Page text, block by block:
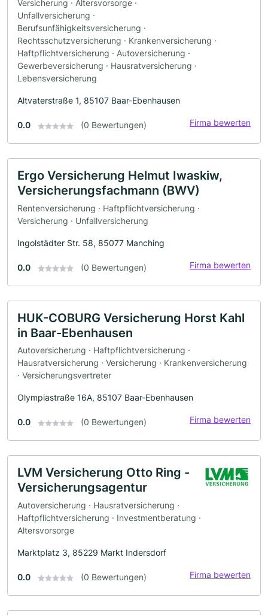
Versicherung · Altersvorsorge ·
Unfallversicherung ·
Berufsunfähigkeitsversicherung ·
Rechtsschutzversicherung · Krankenversicherung ·
Haftpflichtversicherung · Autoversicherung ·
Gewerbeversicherung · Hausratversicherung ·
Lebensversicherung
Altvaterstraße 1, 85107 Baar-Ebenhausen
0.0 (0 Bewertungen) Firma bewerten
Ergo Versicherung Helmut Iwaskiw,
Versicherungsfachmann (BWV)
Rentenversicherung · Haftpflichtversicherung ·
Versicherung · Unfallversicherung
Ingolstädter Str. 58, 85077 Manching
0.0 (0 Bewertungen) Firma bewerten
HUK-COBURG Versicherung Horst Kahl
in Baar-Ebenhausen
Autoversicherung · Haftpflichtversicherung ·
Hausratversicherung · Versicherung · Krankenversicherung
· Versicherungsvertreter
Olympiastraße 16A, 85107 Baar-Ebenhausen
0.0 (0 Bewertungen) Firma bewerten
LVM Versicherung Otto Ring -
Versicherungsagentur
Autoversicherung · Hausratversicherung ·
Haftpflichtversicherung · Investmentberatung ·
Altersvorsorge
Marktplatz 3, 85229 Markt Indersdorf
0.0 (0 Bewertungen) Firma bewerten